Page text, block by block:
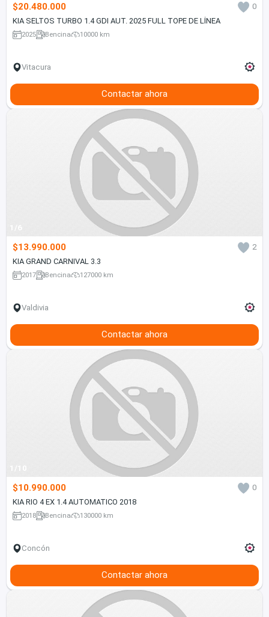
$20.480.000
0
KIA SELTOS TURBO 1.4 GDI AUT. 2025 FULL TOPE DE LÍNEA
2025 Bencina 10000 km
Vitacura
Contactar ahora
1/6
$13.990.000
2
KIA GRAND CARNIVAL 3.3
2017 Bencina 127000 km
Valdivia
Contactar ahora
1/10
$10.990.000
0
KIA RIO 4 EX 1.4 AUTOMATICO 2018
2018 Bencina 130000 km
Concón
Contactar ahora